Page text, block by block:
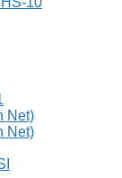
Net)
Net)